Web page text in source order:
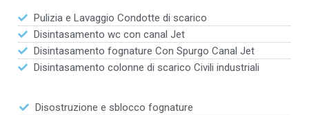
Pulizia e Lavaggio Condotte di scarico
Disintasamento wc con canal Jet
Disintasamento fognature Con Spurgo Canal Jet
Disintasamento colonne di scarico Civili industriali
Disostruzione e sblocco fognature